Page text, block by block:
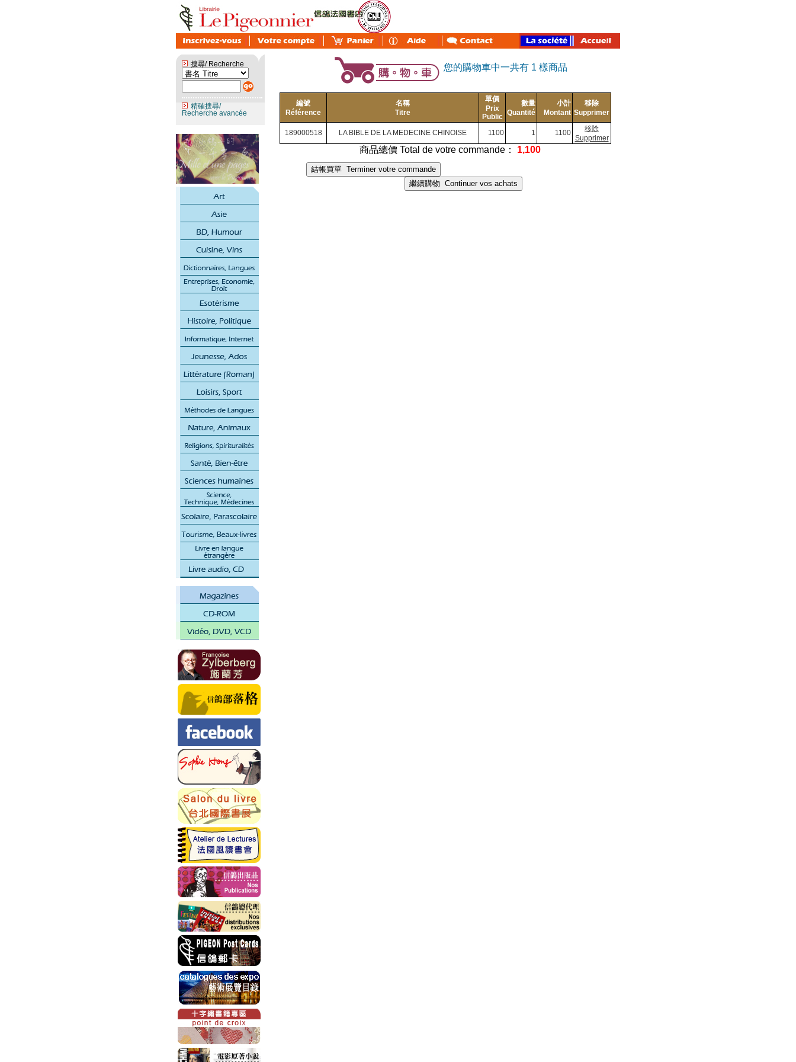
搜尋/ Recherche
精確搜尋/
Recherche avancée
您的購物車中一共有 1 樣商品
編號
Référence
名稱
Titre
單價
Prix
Public
數量
Quantité
小計
Montant
移除
Supprimer
189000518 LA BIBLE DE LA MEDECINE CHINOISE 1100 1 1100
移除
Supprimer
商品總價 Total de votre commande： 1,100